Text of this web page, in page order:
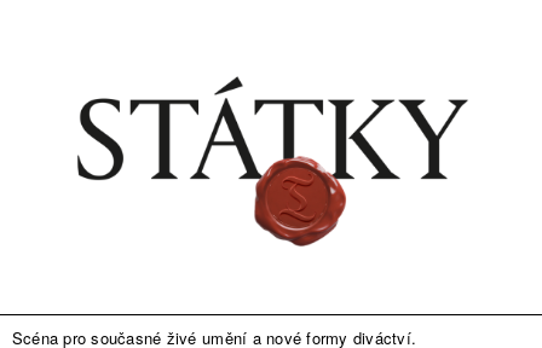
Scéna pro současné živé umění a nové formy diváctví.